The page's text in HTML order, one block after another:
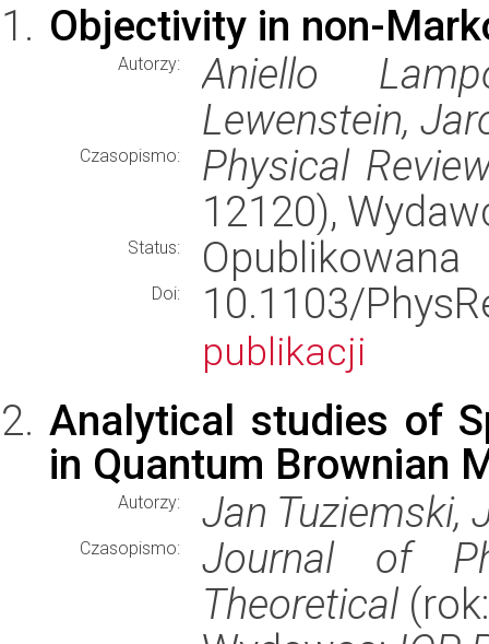
Objectivity in non-
Autorzy:
Aniello
Lewenstein,
Czasopismo:
Physical
12120),
Status: Opublikowana
Doi: 10.1103/
publikacji
Analytical studies of
in Quantum Brownian
Autorzy: Jan Tuziemski,
Czasopismo:
Journal of
Theoretical